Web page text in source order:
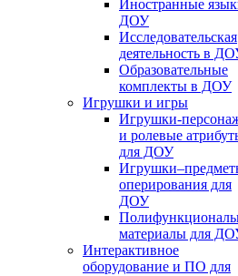
Иностранные
ДОУ
Исследовательская
деятельность в
Образовательные
комплекты в ДОУ
Игрушки и игры
Игрушки-
и ролевые
для ДОУ
оперирования для
ДОУ
материалы для
Интерактивное
оборудование и ПО для